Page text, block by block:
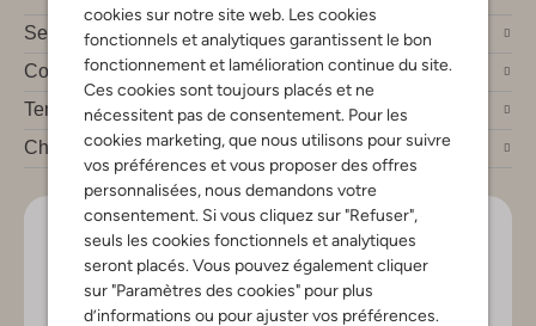
cookies sur notre site web. Les cookies
fonctionnels et analytiques garantissent le bon
fonctionnement et lamélioration continue du site.
Ces cookies sont toujours placés et ne
nécessitent pas de consentement. Pour les
cookies marketing, que nous utilisons pour suivre
vos préférences et vous proposer des offres
personnalisées, nous demandons votre
consentement. Si vous cliquez sur "Refuser",
seuls les cookies fonctionnels et analytiques
seront placés. Vous pouvez également cliquer
sur "Paramètres des cookies" pour plus
d’informations ou pour ajuster vos préférences.
Service clients
Compte
Tendances mode
Chez Omoda
Soyez le premier!
Inscrivez-vous à la newsletter pour les nouveaux
arrivants, des conseils de style et offres exclusives